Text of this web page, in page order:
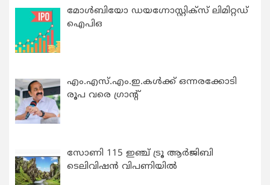
മോൾബിയോ ഡയഗ്നോസ്റ്റിക്സ് ലിമിറ്റഡ്
ഐപിഒ
എം.എസ്.എം.ഇ.കൾക്ക് ഒന്നരക്കോടി
രൂപ വരെ ഗ്രാന്റ്
സോണി 115 ഇഞ്ച് ട്രൂ ആർജിബി
ടെലിവിഷൻ വിപണിയിൽ